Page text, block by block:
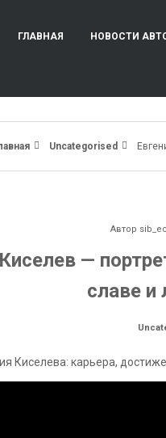
ГЛАВНАЯ НОВОСТИ
Uncategorised
Автор
—
славе и